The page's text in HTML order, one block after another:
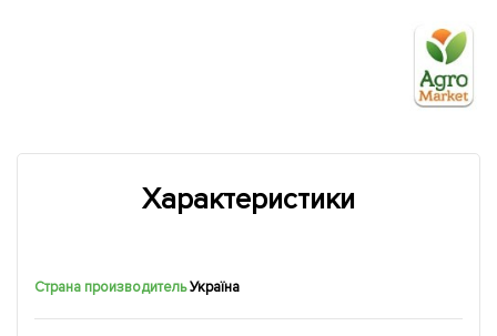
Характеристики
Страна производитель Україна